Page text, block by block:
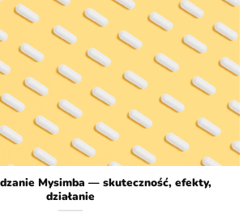
Mysimba — skuteczność, efekty,
działanie